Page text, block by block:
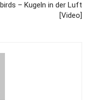
– Kugeln in der Luft
[Video]